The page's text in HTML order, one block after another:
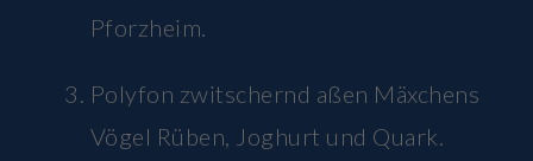
Pforzheim.
Polyfon zwitschernd aßen Mäxchens
Vögel Rüben, Joghurt und Quark.